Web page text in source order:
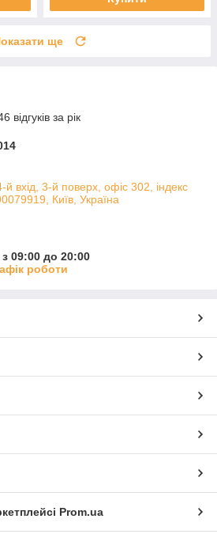
ще
відгуків за рік
вхід, 3-й поверх, офіс 302, індекс
Київ, Україна
09:00 до 20:00
роботи
Prom.ua